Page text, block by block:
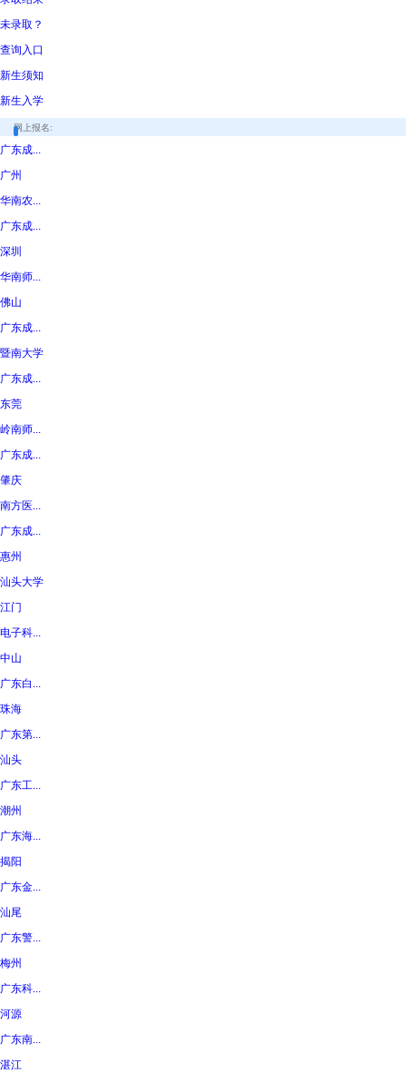
未录取？
查询入口
新生须知
新生入学
网上报名:
广东成...
广州
华南农...
广东成...
深圳
华南师...
佛山
广东成...
暨南大学
广东成...
东莞
岭南师...
广东成...
肇庆
南方医...
广东成...
惠州
汕头大学
江门
电子科...
中山
广东白...
珠海
广东第...
汕头
广东工...
潮州
广东海...
揭阳
广东金...
汕尾
广东警...
梅州
广东科...
河源
广东南...
湛江